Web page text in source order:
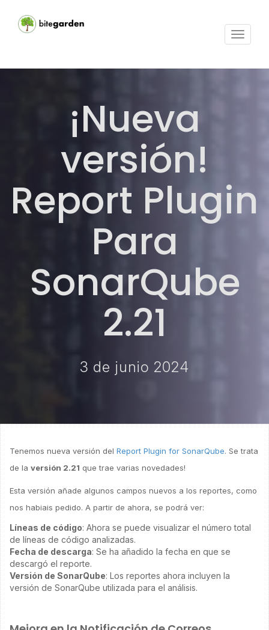
Activar
¡Nueva
versión!
Report Plugin
Para
SonarQube
2.21
3 de junio 2024
Tenemos nueva versión del Report Plugin for SonarQube. Se trata
de la versión 2.21 que trae varias novedades!
Esta versión añade algunos campos nuevos a los reportes, como
nos habiais pedido. A partir de ahora, se podrá ver:
Líneas de código: Ahora se puede visualizar el número total
de líneas de código analizadas.
Fecha de descarga: Se ha añadido la fecha en que se
descargó el reporte.
Versión de SonarQube: Los reportes ahora incluyen la
versión de SonarQube utilizada para el análisis.